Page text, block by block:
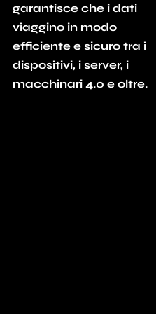
garantisce che i dati
viaggino in modo
efficiente e sicuro tra i
dispositivi, i server, i
macchinari 4.0 e oltre.